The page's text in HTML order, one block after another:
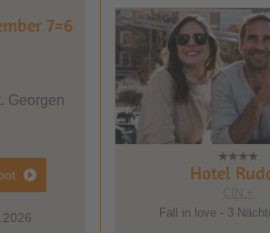
7=6
Georgen
Fall in love - 3 Nächte Special